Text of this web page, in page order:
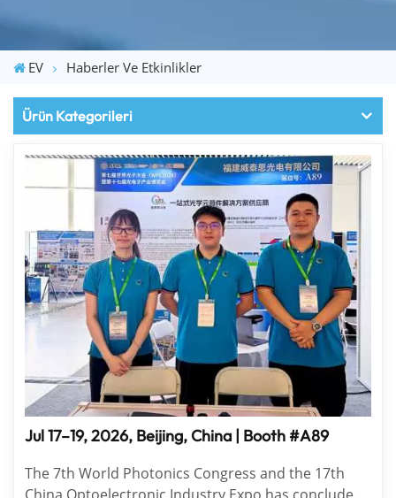
EV Haberler Ve Etkinlikler
Ürün Kategorileri
Jul 17–19, 2026, Beijing, China | Booth #A89
The 7th World Photonics Congress and the 17th